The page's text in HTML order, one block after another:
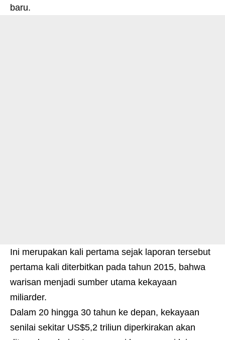
baru.
Ini merupakan kali pertama sejak laporan tersebut
pertama kali diterbitkan pada tahun 2015, bahwa
warisan menjadi sumber utama kekayaan
miliarder.
Dalam 20 hingga 30 tahun ke depan, kekayaan
senilai sekitar US$5,2 triliun diperkirakan akan